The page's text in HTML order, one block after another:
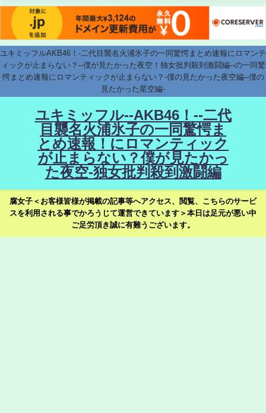
ユキミッフルAKB46！-二代目襲名火浦氷子の一同驚愕まとめ速報にロマンテ
ィックが止まらない？--僕が見たかった夜空！独女批判殺到激闘編--の一同驚
愕まとめ速報にロマンティックが止まらない？-僕の見たかった夜空編--僕の
見たかった星空編-
ユキミッフル--AKB46！--二代
目襲名火浦氷子の一同驚愕ま
とめ速報！にロマンティック
が止まらない？僕が見たかっ
た夜空-独女批判殺到激闘編
腐女子＜お客様皆様が掲載の記事等へアクセス、閲覧、こちらのサービ
スを利用される事でかろうじて運営できています＞本日は足元が悪い中
ご足労頂き誠に有難うございます。